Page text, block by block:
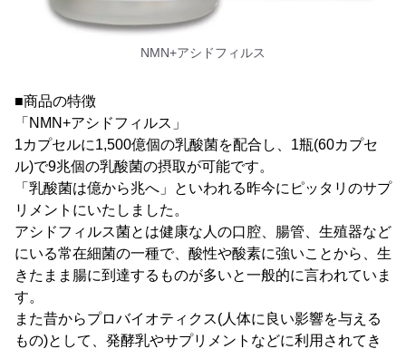
NMN+アシドフィルス
■商品の特徴
「NMN+アシドフィルス」
1カプセルに1,500億個の乳酸菌を配合し、1瓶(60カプセ
ル)で9兆個の乳酸菌の摂取が可能です。
「乳酸菌は億から兆へ」といわれる昨今にピッタリのサプ
リメントにいたしました。
アシドフィルス菌とは健康な人の口腔、腸管、生殖器など
にいる常在細菌の一種で、酸性や酸素に強いことから、生
きたまま腸に到達するものが多いと一般的に言われていま
す。
また昔からプロバイオティクス(人体に良い影響を与える
もの)として、発酵乳やサプリメントなどに利用されてき